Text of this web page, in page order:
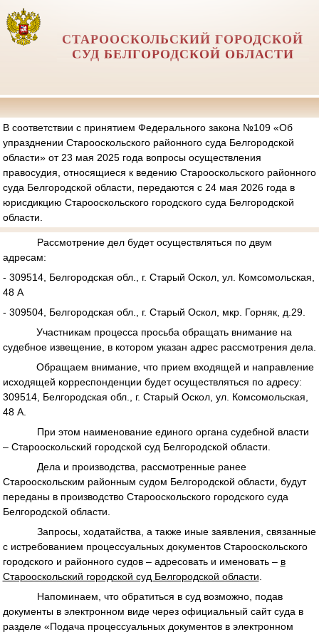
СТАРООСКОЛЬСКИЙ ГОРОДСКОЙ
СУД БЕЛГОРОДСКОЙ ОБЛАСТИ
В соответствии с принятием Федерального закона №109 «Об
упразднении Старооскольского районного суда Белгородской
области» от 23 мая 2025 года вопросы осуществления
правосудия, относящиеся к ведению Старооскольского районного
суда Белгородской области, передаются с 24 мая 2026 года в
юрисдикцию Старооскольского городского суда Белгородской
области.
Рассмотрение дел будет осуществляться по двум
адресам:
- 309514, Белгородская обл., г. Старый Оскол, ул. Комсомольская,
48 А
- 309504, Белгородская обл., г. Старый Оскол, мкр. Горняк, д.29.
Участникам процесса просьба обращать внимание на
судебное извещение, в котором указан адрес рассмотрения дела.
Обращаем внимание, что прием входящей и направление
исходящей корреспонденции будет осуществляться по адресу:
309514, Белгородская обл., г. Старый Оскол, ул. Комсомольская,
48 А.
При этом наименование единого органа судебной власти
– Старооскольский городской суд Белгородской области.
Дела и производства, рассмотренные ранее
Старооскольским районным судом Белгородской области, будут
переданы в производство Старооскольского городского суда
Белгородской области.
Запросы, ходатайства, а также иные заявления, связанные
с истребованием процессуальных документов Старооскольского
городского и районного судов – адресовать и именовать – в
Старооскольский городской суд Белгородской области
Напоминаем, что обратиться в суд возможно, подав
документы в электронном виде через официальный сайт суда в
разделе «Подача процессуальных документов в электронном